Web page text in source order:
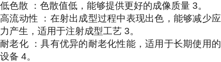
低色散 ：色散值低，能够提供更好的成像质量 3。
高流动性 ：在射出成型过程中表现出色，能够减少应
力产生，适用于注射成型工艺 3。
耐老化 ：具有优异的耐老化性能，适用于长期使用的
设备 4。